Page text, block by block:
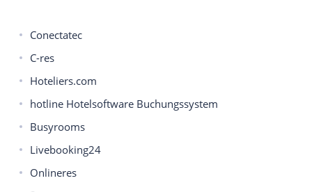
Conectatec
C-res
Hoteliers.com
hotline Hotelsoftware Buchungssystem
Busyrooms
Livebooking24
Onlineres